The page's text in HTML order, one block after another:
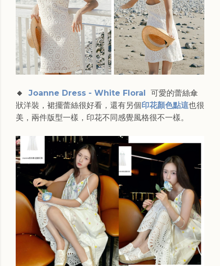
🔸 Joanne Dress - White Floral 可愛的蕾絲傘
狀洋裝，裙擺蕾絲很好看，還有另個印花顏色點這也很
美，兩件版型一樣，印花不同感覺風格很不一樣。